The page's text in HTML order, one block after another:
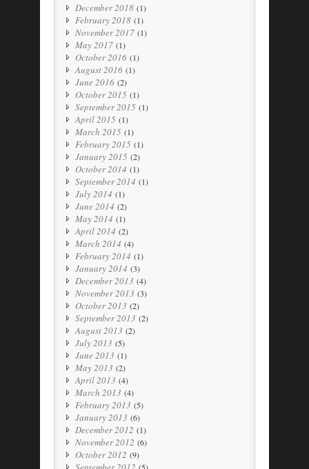
December 2018 (1)
February 2018 (1)
November 2017 (1)
May 2017 (1)
October 2016 (1)
August 2016 (1)
June 2016 (2)
October 2015 (1)
September 2015 (1)
April 2015 (1)
March 2015 (1)
February 2015 (1)
January 2015 (2)
October 2014 (1)
September 2014 (1)
July 2014 (1)
June 2014 (2)
May 2014 (1)
April 2014 (2)
March 2014 (4)
February 2014 (1)
January 2014 (3)
December 2013 (4)
November 2013 (3)
October 2013 (2)
September 2013 (2)
August 2013 (2)
July 2013 (5)
June 2013 (1)
May 2013 (2)
April 2013 (4)
March 2013 (4)
February 2013 (5)
January 2013 (6)
December 2012 (1)
November 2012 (6)
October 2012 (9)
(5)